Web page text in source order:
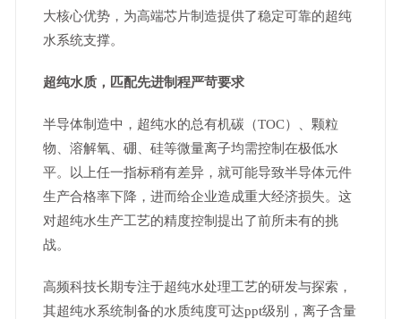
大核心优势，为高端芯片制造提供了稳定可靠的超纯
水系统支撑。
超纯水质，匹配先进制程严苛要求
半导体制造中，超纯水的总有机碳（TOC）、颗粒
物、溶解氧、硼、硅等微量离子均需控制在极低水
平。以上任一指标稍有差异，就可能导致半导体元件
生产合格率下降，进而给企业造成重大经济损失。这
对超纯水生产工艺的精度控制提出了前所未有的挑
战。
高频科技长期专注于超纯水处理工艺的研发与探索，
其超纯水系统制备的水质纯度可达ppt级别，离子含量